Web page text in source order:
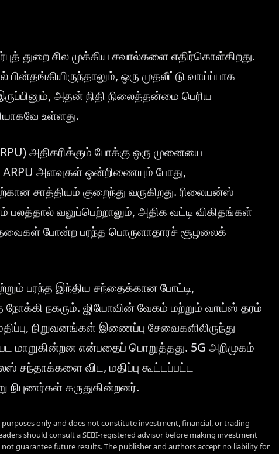
துறை சில முக்கிய சவால்களை எதிர்கொள்கிறது.
ஒரு முதலீட்டு வாய்ப்பாக
அதன் நிதி நிலைத்தன்மை பெரிய
உள்ளது.
அதிகரிக்கும் போக்கு ஒரு முனையை
ARPU அளவுகள் ஒன்றிணையும் போது,
சாத்தியம் குறைந்து வருகிறது. ரிலையன்ஸ்
வலுப்பெற்றாலும், அதிக வட்டி விகிதங்கள்
போன்ற பரந்த பொருளாதாரச் சூழலைக்
பரந்த இந்திய சந்தைக்கான போட்டி,
நகரும். ஜியோவின் வேகம் மற்றும் வாய்ஸ் தரம்
நிறுவனங்கள் இணைப்பு சேவைகளிலிருந்து
மாறுகின்றன என்பதைப் பொறுத்தது. 5G அறிமுகம்
சந்தாக்களை விட, மதிப்பு கூட்டப்பட்ட
நிபுணர்கள் கருதுகின்றனர்.
only and does not constitute investment, financial, or trading
should consult a SEBI-registered advisor before making investment
guarantee future results. The publisher and authors accept no liability for